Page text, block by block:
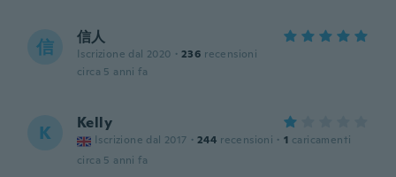
信 信人
Iscrizione dal 2020 · 236 recensioni
circa 5 anni fa
K Kelly
Iscrizione dal 2017 · 244 recensioni · 1 caricamenti
circa 5 anni fa